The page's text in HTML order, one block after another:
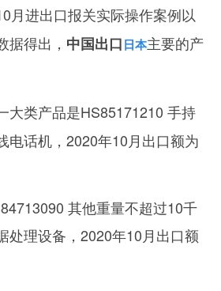
月进出口报关实际操作案例以
据得出， 中国出口日本主要的产
大类产品是HS85171210 手持
电话机，2020年10月出口额为
其他重量不超过10千
处理设备，2020年10月出口额